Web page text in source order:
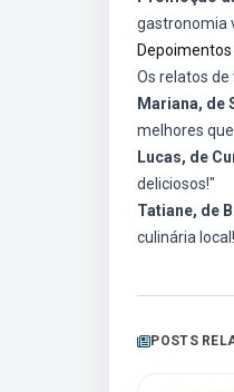
gastronomia
Os relatos
Mariana, de
melhores
Lucas, de
deliciosos!"
Tatiane, de
culinária
POSTS